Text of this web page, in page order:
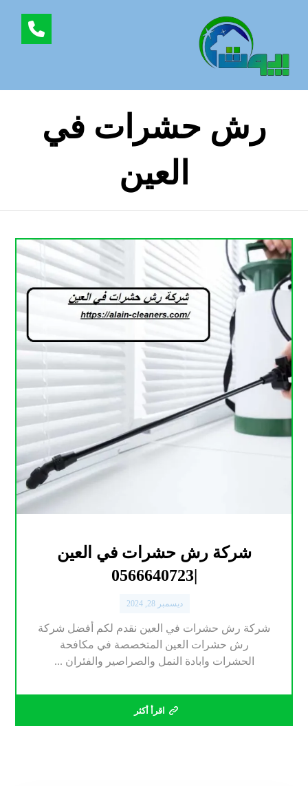
رش حشرات في
العين
شركة رش حشرات في العين
|0566640723
ديسمبر 28, 2024
شركة رش حشرات في العين نقدم لكم أفضل شركة
رش حشرات العين المتخصصة في مكافحة
الحشرات وابادة النمل والصراصير والفئران ...
اقرأ أكثر